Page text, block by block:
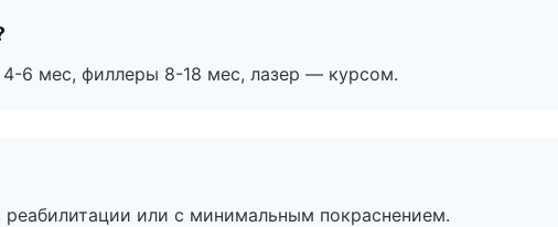
4-6 мес, филлеры 8-18 мес, лазер — курсом.
или с минимальным покраснением.